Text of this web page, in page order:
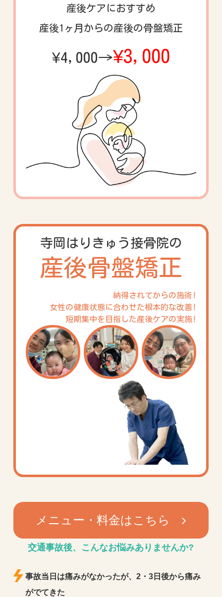
産後ケアにおすすめ
産後1ヶ月からの産後の骨盤矯正
¥4,000→¥3,000
寺岡はりきゅう接骨院の
産後骨盤矯正
納得されてからの施術!
女性の健康状態に合わせた根本的な改善!
短期集中を目指した産後ケアの実施!
メニュー・料金はこちら
交通事故後、 こんなお悩みありませんか?
事故当日は痛みがなかったが、2・3日後から痛み
がでてきた